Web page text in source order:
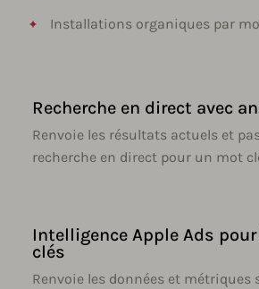
Installations organiques par
Recherche en direct avec
Renvoie les résultats actuels et
recherche en direct pour un mot
Intelligence Apple Ads
clés
Renvoie les données et métriques